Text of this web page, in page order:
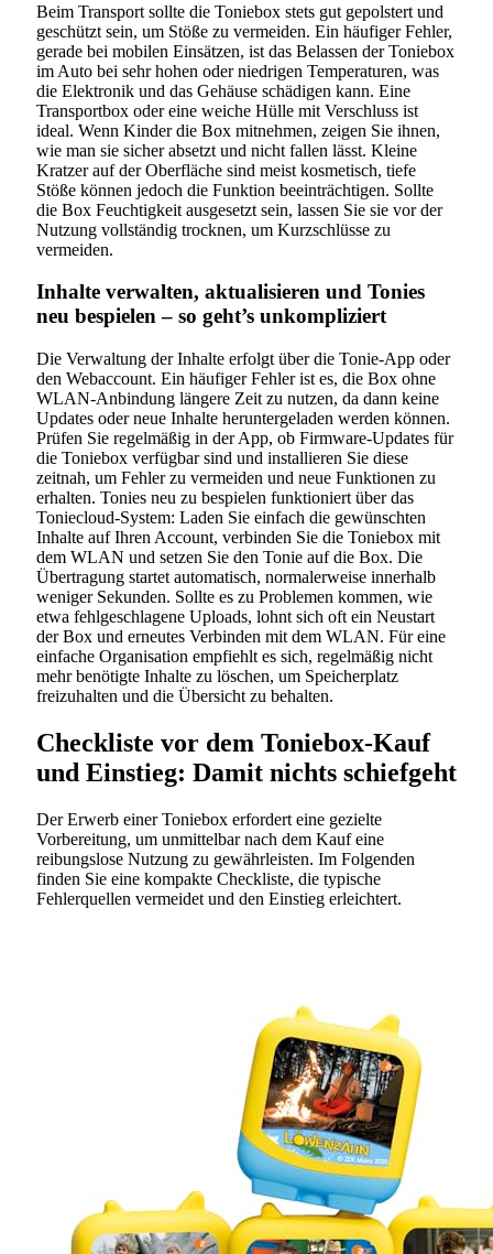
Beim Transport sollte die Toniebox stets gut gepolstert und
geschützt sein, um Stöße zu vermeiden. Ein häufiger Fehler,
gerade bei mobilen Einsätzen, ist das Belassen der Toniebox
im Auto bei sehr hohen oder niedrigen Temperaturen, was
die Elektronik und das Gehäuse schädigen kann. Eine
Transportbox oder eine weiche Hülle mit Verschluss ist
ideal. Wenn Kinder die Box mitnehmen, zeigen Sie ihnen,
wie man sie sicher absetzt und nicht fallen lässt. Kleine
Kratzer auf der Oberfläche sind meist kosmetisch, tiefe
Stöße können jedoch die Funktion beeinträchtigen. Sollte
die Box Feuchtigkeit ausgesetzt sein, lassen Sie sie vor der
Nutzung vollständig trocknen, um Kurzschlüsse zu
vermeiden.
Inhalte verwalten, aktualisieren und Tonies
neu bespielen – so geht’s unkompliziert
Die Verwaltung der Inhalte erfolgt über die Tonie-App oder
den Webaccount. Ein häufiger Fehler ist es, die Box ohne
WLAN-Anbindung längere Zeit zu nutzen, da dann keine
Updates oder neue Inhalte heruntergeladen werden können.
Prüfen Sie regelmäßig in der App, ob Firmware-Updates für
die Toniebox verfügbar sind und installieren Sie diese
zeitnah, um Fehler zu vermeiden und neue Funktionen zu
erhalten. Tonies neu zu bespielen funktioniert über das
Toniecloud-System: Laden Sie einfach die gewünschten
Inhalte auf Ihren Account, verbinden Sie die Toniebox mit
dem WLAN und setzen Sie den Tonie auf die Box. Die
Übertragung startet automatisch, normalerweise innerhalb
weniger Sekunden. Sollte es zu Problemen kommen, wie
etwa fehlgeschlagene Uploads, lohnt sich oft ein Neustart
der Box und erneutes Verbinden mit dem WLAN. Für eine
einfache Organisation empfiehlt es sich, regelmäßig nicht
mehr benötigte Inhalte zu löschen, um Speicherplatz
freizuhalten und die Übersicht zu behalten.
Checkliste vor dem Toniebox-Kauf
und Einstieg: Damit nichts schiefgeht
Der Erwerb einer Toniebox erfordert eine gezielte
Vorbereitung, um unmittelbar nach dem Kauf eine
reibungslose Nutzung zu gewährleisten. Im Folgenden
finden Sie eine kompakte Checkliste, die typische
Fehlerquellen vermeidet und den Einstieg erleichtert.